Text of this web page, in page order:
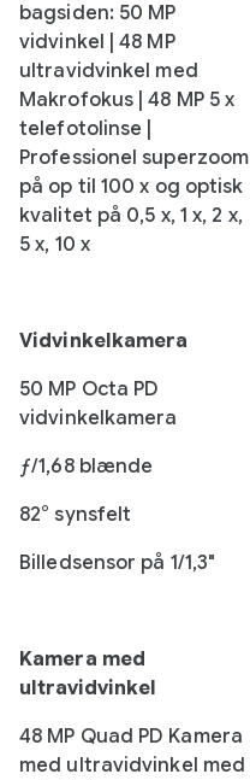
bagsiden: 50 MP
vidvinkel | 48 MP
ultravidvinkel med
Makrofokus | 48 MP 5 x
telefotolinse |
Professionel superzoom
på op til 100 x og optisk
kvalitet på 0,5 x, 1 x, 2 x,
5 x, 10 x
Vidvinkelkamera
50 MP Octa PD
vidvinkelkamera
ƒ/1,68 blænde
82° synsfelt
Billedsensor på 1/1,3"
Kamera med
ultravidvinkel
48 MP Quad PD Kamera
med ultravidvinkel med